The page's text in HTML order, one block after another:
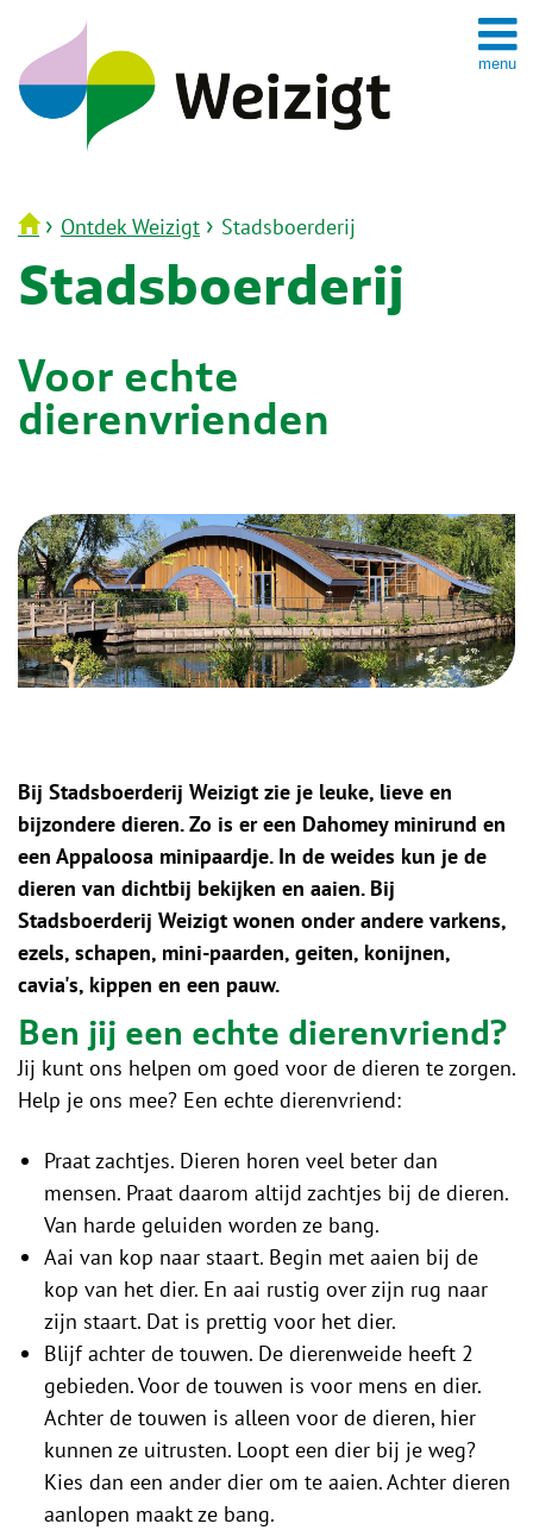
naar
inhoud
› Ontdek Weizigt › Stadsboerderij
Stadsboerderij
Voor echte
dierenvrienden
Bij Stadsboerderij Weizigt zie je leuke, lieve en
bijzondere dieren. Zo is er een Dahomey minirund en
een Appaloosa minipaardje. In de weides kun je de
dieren van dichtbij bekijken en aaien. Bij
Stadsboerderij Weizigt wonen onder andere varkens,
ezels, schapen, mini-paarden, geiten, konijnen,
cavia's, kippen en een pauw.
Ben jij een echte dierenvriend?
Jij kunt ons helpen om goed voor de dieren te zorgen.
Help je ons mee? Een echte dierenvriend:
Praat zachtjes. Dieren horen veel beter dan
mensen. Praat daarom altijd zachtjes bij de dieren.
Van harde geluiden worden ze bang.
Aai van kop naar staart. Begin met aaien bij de
kop van het dier. En aai rustig over zijn rug naar
zijn staart. Dat is prettig voor het dier.
Blijf achter de touwen. De dierenweide heeft 2
gebieden. Voor de touwen is voor mens en dier.
Achter de touwen is alleen voor de dieren, hier
kunnen ze uitrusten. Loopt een dier bij je weg?
Kies dan een ander dier om te aaien. Achter dieren
aanlopen maakt ze bang.